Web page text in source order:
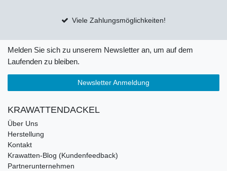
Viele Zahlungsmöglichkeiten!
Melden Sie sich zu unserem Newsletter an, um auf dem
Laufenden zu bleiben.
Newsletter Anmeldung
KRAWATTENDACKEL
Über Uns
Herstellung
Kontakt
Krawatten-Blog (Kundenfeedback)
Partnerunternehmen